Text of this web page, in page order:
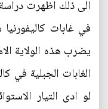
في غابات
الغابات الجبلية في
لو ادى التيار